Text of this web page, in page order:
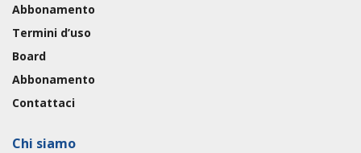
Abbonamento
Termini d’uso
Board
Abbonamento
Contattaci
Chi siamo